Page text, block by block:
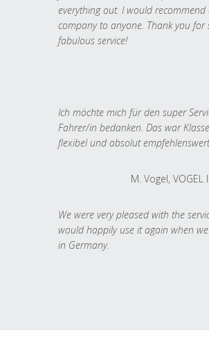
everything out. I would recommend
company to anyone. Thank you for
fabulous service!
Ich möchte mich für den super
Fahrer/in bedanken. Das war
flexibel und absolut
M. Vogel, VOGEL
We were very pleased with the
would happily use it again when
in Germany.